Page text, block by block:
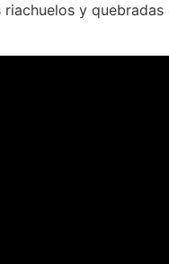
riachuelos y